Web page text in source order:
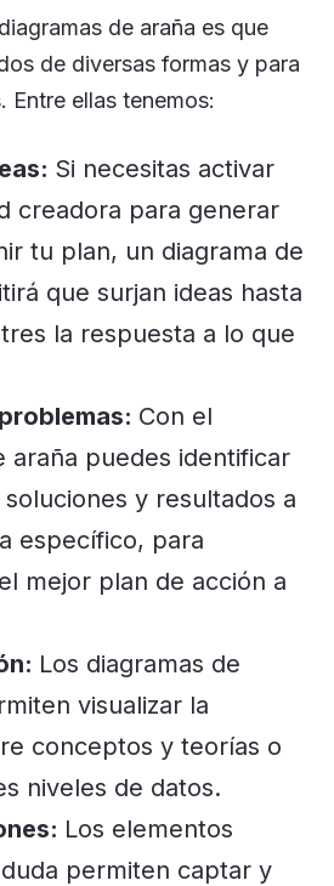
de araña es que
de diversas formas y para
Entre ellas tenemos:
Si necesitas activar
creadora para generar
tu plan, un diagrama de
que surjan ideas hasta
la respuesta a lo que
Con el
araña puedes identificar
y resultados a
específico, para
mejor plan de acción a
Los diagramas de
visualizar la
conceptos y teorías o
niveles de datos.
Los elementos
permiten captar y